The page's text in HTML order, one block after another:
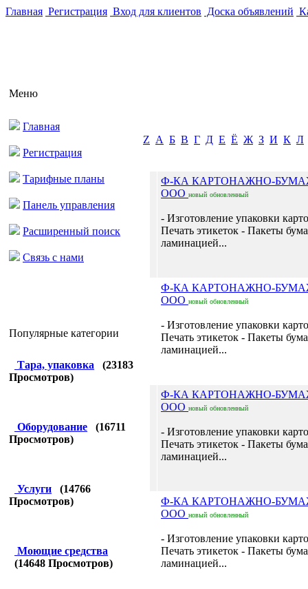
Главная Регистрация Вход для клиентов Доска объявлений
Меню
Главная
Регистрация
Тарифные планы
Панель управления
Расширенный поиск
Связь с нами
Популярные категории
Тара, упаковка (23183
Просмотров)
Оборудование (16711
Просмотров)
Услуги (14766
Просмотров)
Моющие средства
(14648 Просмотров)
Z А Б В Г Д Е Ё Ж З И К Л
Ф-КА КАРТОНАЖНО-
ООО новый обновленный
- Изготовление упаковки
Печать этикеток - Пакеты
ламинацией...
Ф-КА КАРТОНАЖНО-
ООО новый обновленный
- Изготовление упаковки
Печать этикеток - Пакеты
ламинацией...
Ф-КА КАРТОНАЖНО-
ООО новый обновленный
- Изготовление упаковки
Печать этикеток - Пакеты
ламинацией...
Ф-КА КАРТОНАЖНО-
ООО новый обновленный
- Изготовление упаковки
Печать этикеток - Пакеты
ламинацией...